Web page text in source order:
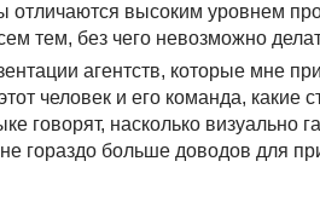
высоким уровнем
тем, без чего невозможно
агентств, которые мне
человек и его команда, какие
говорят, насколько визуально
гораздо больше доводов для